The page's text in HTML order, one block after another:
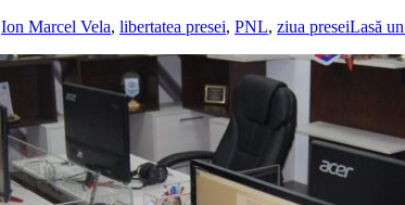
Ion Marcel Vela, libertatea presei, PNL, ziua preseiLasă